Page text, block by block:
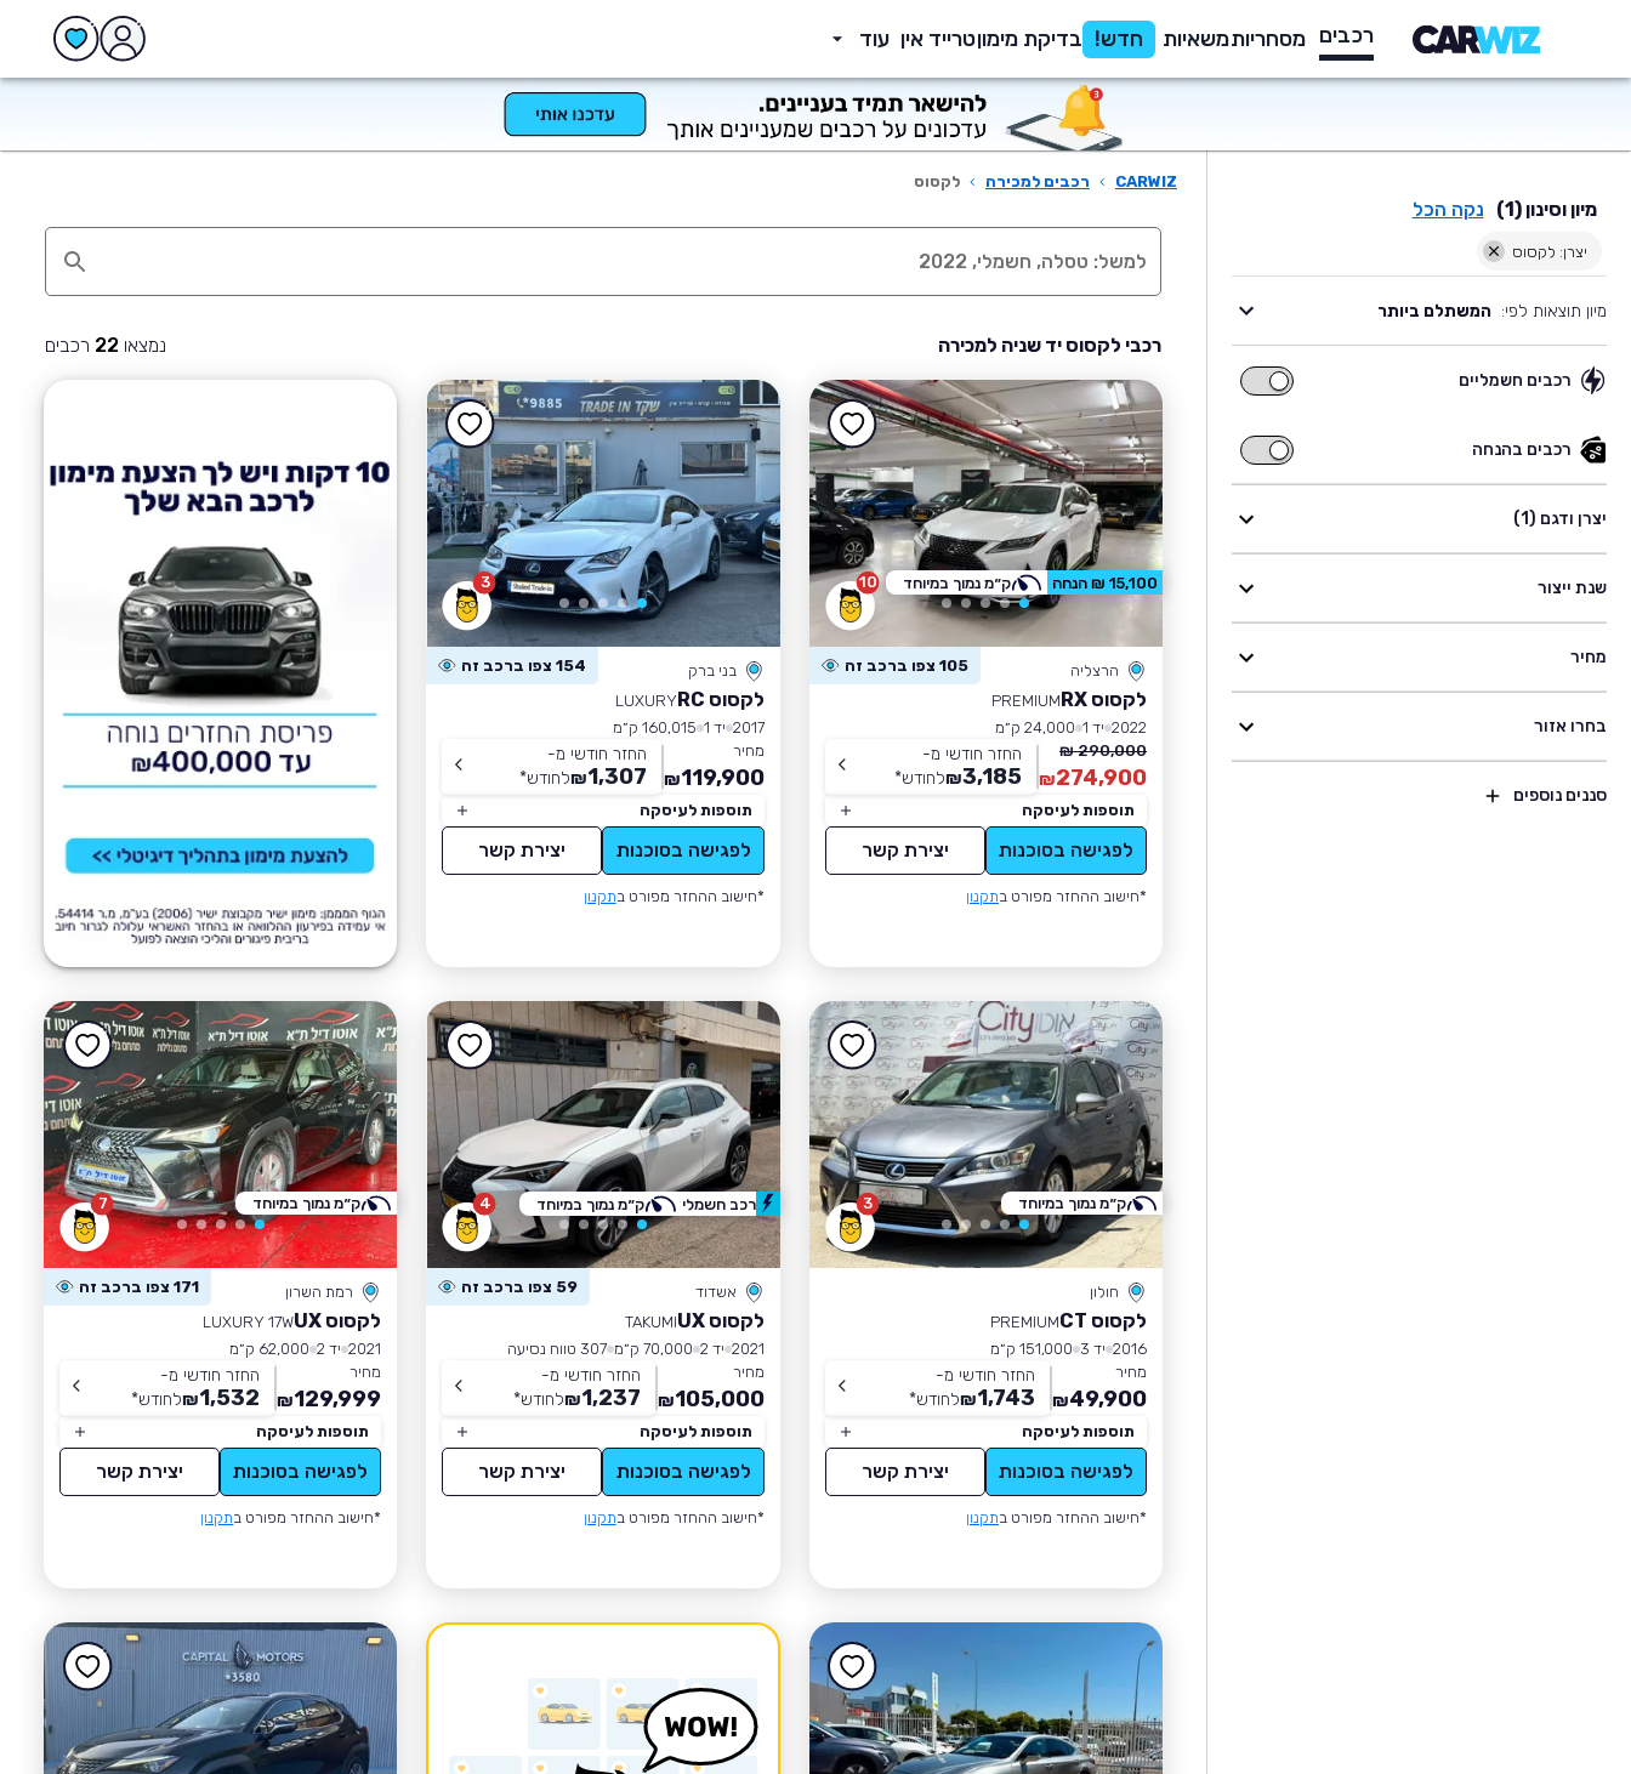
רכבים מסחריותמשאיות חדש! בדיקת מימוןטרייד אין עוד
מיון וסינון (1) נקה הכל
יצרן: לקסוס
מיון תוצאות לפי: המשתלם ביותר
רכבים חשמליים
רכבים
רכבים בהנחה
רכבים
בהנחה
יצרן ודגם (1)
שנת ייצור
מחיר
בחרו אזור
סננים נוספים
CARWIZ
› רכבים למכירה › לקסוס
רכבי לקסוס יד שניה למכירה נמצאו 22 רכבים
10
הרצליה 105 צפו ברכב זה
לקסוס RX
PREMIUM
2022 יד 1
24,000 ק״מ
290,000 ₪
274,900
₪
החזר חודשי מ-
3,185
₪לחודש*
תוספות לעיסקה
לפגישה בסוכנות יצירת קשר
*חישוב ההחזר מפורט בתקנון
15,100 ₪ הנחה ק״מ נמוך במיוחד 3
בני ברק 154 צפו ברכב זה
לקסוס RC
LUXURY
2017 יד 1
160,015 ק״מ
מחיר
119,900
₪
החזר חודשי מ-
1,307
₪לחודש*
תוספות לעיסקה
לפגישה בסוכנות יצירת קשר
*חישוב ההחזר מפורט בתקנון
3
חולון
לקסוס CT
PREMIUM
2016 יד 3
151,000 ק״מ
מחיר
49,900
₪
החזר חודשי מ-
1,743
₪לחודש*
תוספות לעיסקה
לפגישה בסוכנות יצירת קשר
*חישוב ההחזר מפורט בתקנון
ק״מ נמוך במיוחד 4
אשדוד 59 צפו ברכב זה
לקסוס UX
TAKUMI
2021 יד 2 70,000 ק״מ
307 טווח נסיעה
מחיר
105,000
₪
החזר חודשי מ-
1,237
₪לחודש*
תוספות לעיסקה
לפגישה בסוכנות יצירת קשר
*חישוב ההחזר מפורט בתקנון
רכב חשמלי ק״מ נמוך במיוחד 7
רמת השרון 171 צפו ברכב זה
לקסוס UX
LUXURY 17W
2021 יד 2
62,000 ק״מ
מחיר
129,999
₪
החזר חודשי מ-
1,532
₪לחודש*
תוספות לעיסקה
לפגישה בסוכנות יצירת קשר
*חישוב ההחזר מפורט בתקנון
ק״מ נמוך במיוחד